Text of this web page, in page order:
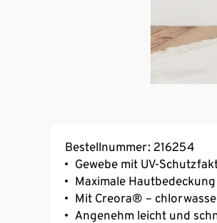
Bestellnummer: 216254
Gewebe mit UV-
Maximale
Mit Creora® –
Angenehm leicht und